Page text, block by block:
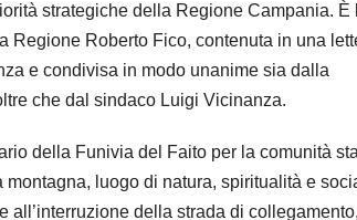
strategiche della Regione Campania. È
Regione Roberto Fico, contenuta in una
e condivisa in modo unanime sia dalla
che dal sindaco Luigi Vicinanza.
della Funivia del Faito per la comunità
luogo di natura, spiritualità e
della strada di